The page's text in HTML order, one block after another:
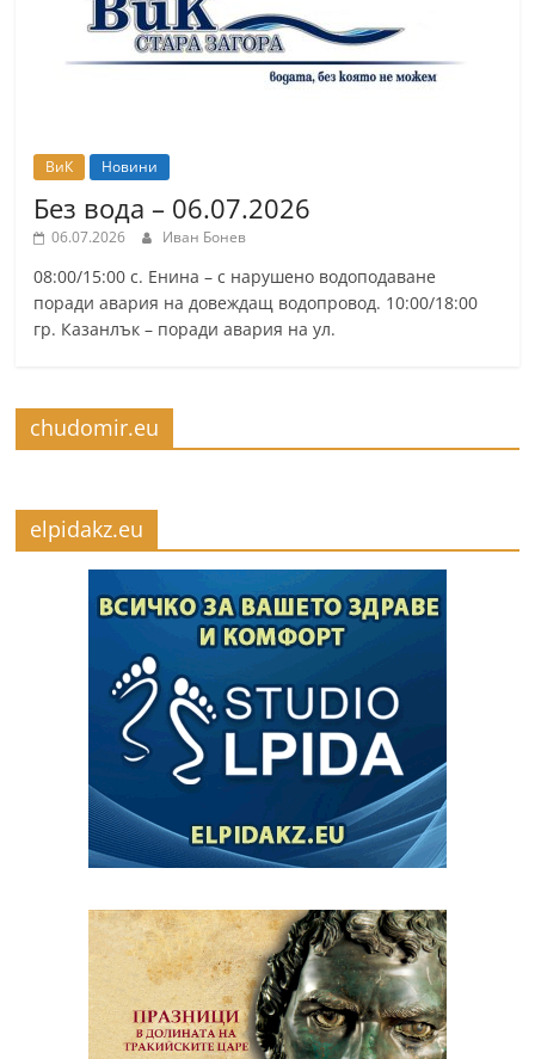
ВиК Новини
Без вода – 06.07.2026
06.07.2026 Иван Бонев
08:00/15:00 с. Енина – с нарушено водоподаване
поради авария на довеждащ водопровод. 10:00/18:00
гр. Казанлък – поради авария на ул.
chudomir.eu
elpidakz.eu